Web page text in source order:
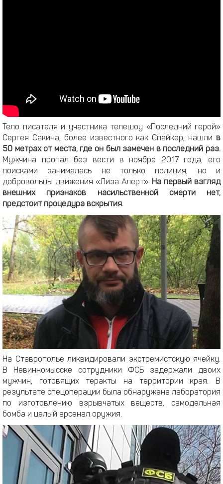
Тело писателя и участника телешоу «Последний герой»
Сергея Сакина, более известного как Спайкер, нашли в
50 метрах от места, где он был замечен в последний раз.
Мужчина пропал без вести в ноябре 2017 года, его
поисками занималась не только полиция, но и
добровольцы движения «Лиза Алерт». На первый взгляд
внешних признаков насильственной смерти нет,
предстоит процедура вскрытия.
На Ставрополье ликвидировали экстремистскую ячейку.
В Невинномысске сотрудники ФСБ задержали двоих
мужчин, готовящих теракты на территории края. В
результате спецоперации была обнаружена лаборатория
по изготовлению взрывчатых веществ, самодельная
бомба и целый арсенал оружия.